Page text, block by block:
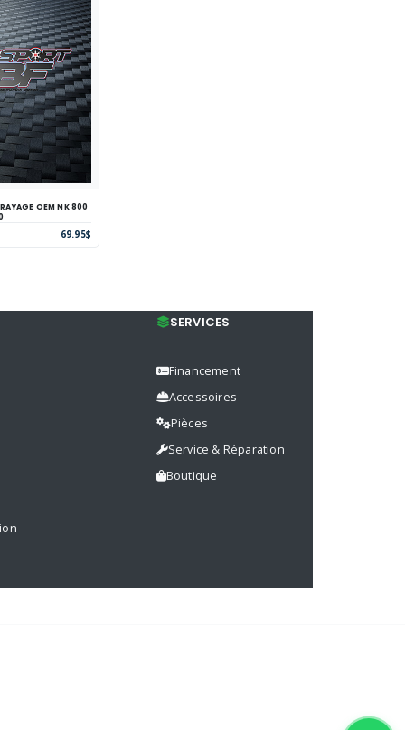
Voir
OEM NK 800
69.95$
SERVICES
Financement
Accessoires
Pièces
Service & Réparation
Boutique